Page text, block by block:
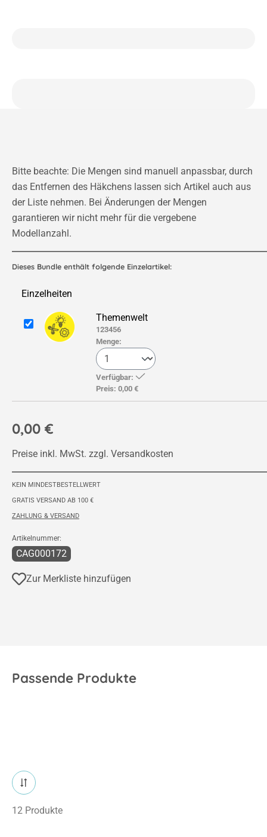
Bitte beachte: Die Mengen sind manuell anpassbar, durch
das Entfernen des Häkchens lassen sich Artikel auch aus
der Liste nehmen. Bei Änderungen der Mengen
garantieren wir nicht mehr für die vergebene
Modellanzahl.
0,00 €
Preise inkl. MwSt. zzgl. Versandkosten
Dieses Bundle enthält folgende Einzelartikel:
Einzelheiten
Themenwelt
123456
Menge:
Verfügbar:
Preis: 0,00 €
KEIN MINDESTBESTELLWERT
GRATIS VERSAND AB 100 €
ZAHLUNG & VERSAND
Artikelnummer:
CAG000172
Zur Merkliste hinzufügen
Passende Produkte
12 Produkte